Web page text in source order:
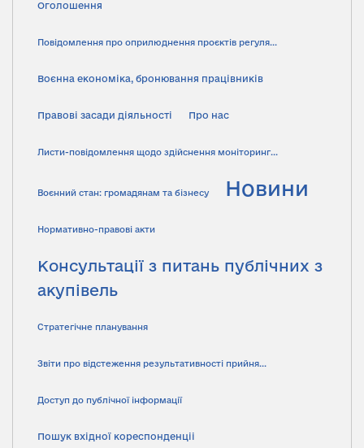
Оголошення
Повідомлення про оприлюднення проєктів регуля...
Воєнна економіка, бронювання працівників
Правові засади діяльності Про нас
Листи-повідомлення щодо здійснення моніторинг...
Воєнний стан: громадянам та бізнесу Новини
Нормативно-правові акти
Консультації з питань публічних з
акупівель
Стратегічне планування
Звіти про відстеження результативності прийня...
Доступ до публічної інформації
Пошук вхідної кореспонденціі